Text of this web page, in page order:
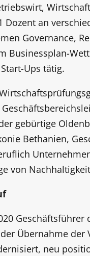
an
Governance,
Businessplan-
Ups tätig.
gebürtige
Bethanien,
von
Geschäftsführer
Übernahme der
neu